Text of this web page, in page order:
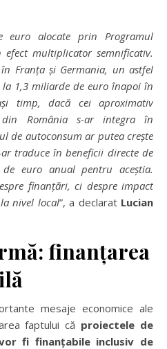
euro alocate prin Programul
multiplicator semnificativ.
în Franța și Germania, un astfel
la 1,3 miliarde de euro înapoi în
și timp, dacă cei aproximativ
România s-ar integraîn
de autoconsum ar putea crește
ar traduceîn beneficii directe de
euro anual pentru aceștia.
finanțări, ci despre impact
nivel local”, a declarat Lucian
ă: finanțarea
ă
mesaje economice ale
faptului că proiectele de
fi finanțabile inclusiv de